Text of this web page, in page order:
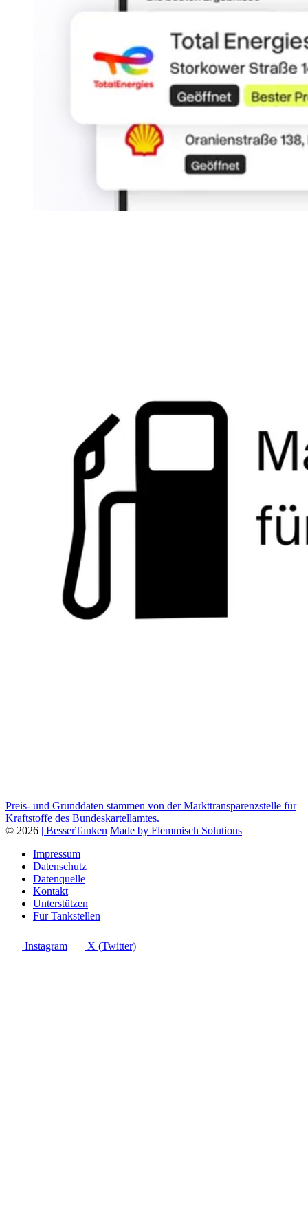
Preis- und Grunddaten stammen von der Markttransparenzstelle für
Kraftstoffe des Bundeskartellamtes.
© 2026 | BesserTanken Made by Flemmisch Solutions
Impressum
Datenschutz
Datenquelle
Kontakt
Unterstützen
Für Tankstellen
Instagram X (Twitter)